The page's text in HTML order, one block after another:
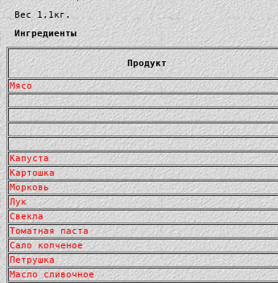
Вес 1,1кг.
Ингредиенты
Продукт
Мясо
Капуста
Картошка
Морковь
Лук
Свекла
Томатная паста
Сало копченое
Петрушка
Масло сливочное